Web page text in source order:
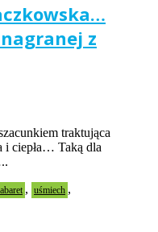
z
traktująca
i ciepła… Taką dla
, uśmiech ,